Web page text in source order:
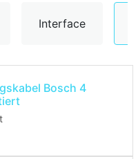
Interface
Bosch 4